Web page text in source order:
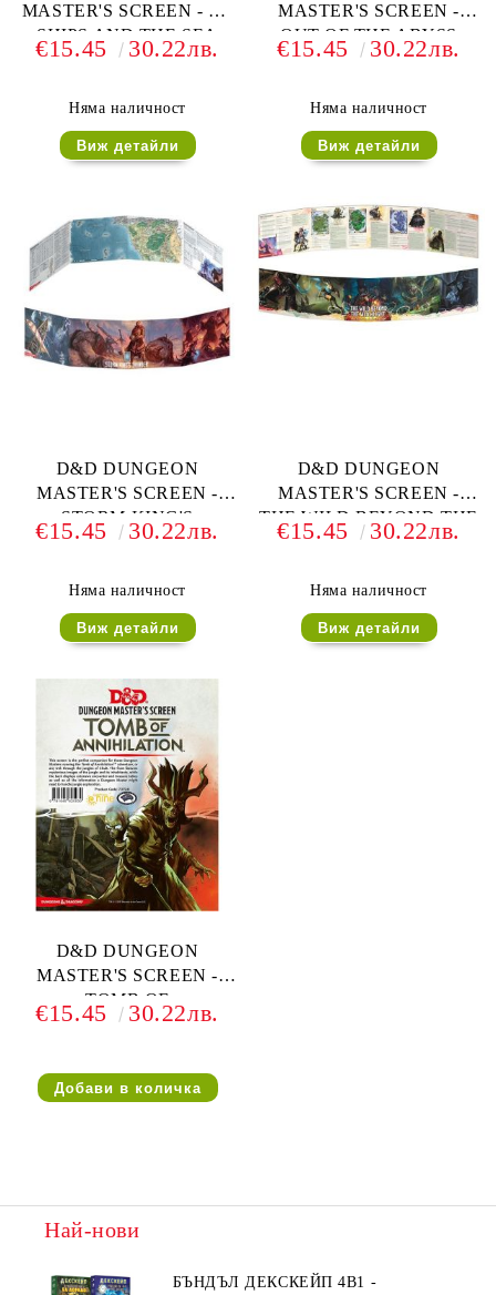
MASTER'S SCREEN - OF
SHIPS AND THE SEA
€15.45 30.22лв.
Няма наличност
Виж детайли
MASTER'S SCREEN -
OUT OF THE ABYSS
€15.45 30.22лв.
Няма наличност
Виж детайли
D&D DUNGEON
MASTER'S SCREEN -
STORM KING'S
THUNDER
€15.45 30.22лв.
Няма наличност
Виж детайли
D&D DUNGEON
MASTER'S SCREEN -
THE WILD BEYOND THE
WITCHLIGHT
€15.45 30.22лв.
Няма наличност
Виж детайли
D&D DUNGEON
MASTER'S SCREEN -
TOMB OF
ANNIHILATION
€15.45 30.22лв.
Най-нови
БЪНДЪЛ ДЕКСКЕЙП 4В1 -